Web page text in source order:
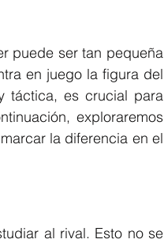
puede ser tan pequeña
en juego la figura del
táctica, es crucial para
exploraremos
la diferencia en el
al rival. Esto no se